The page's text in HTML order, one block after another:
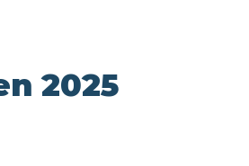
2025